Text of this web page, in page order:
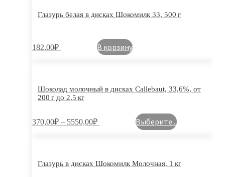
Глазурь белая в дисках Шокомилк 33, 500 г
182,00₽ В корзину
Шоколад молочный в дисках Callebaut, 33,6%, от
200 г до 2,5 кг
370,00₽ – 5550,00₽ Выберите...
Глазурь в дисках Шокомилк Молочная, 1 кг